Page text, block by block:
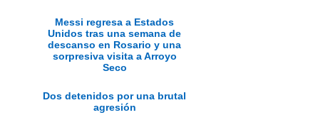
Messi regresa a Estados
Unidos tras una semana de
descanso en Rosario y una
sorpresiva visita a Arroyo
Seco
Dos detenidos por una brutal
agresión